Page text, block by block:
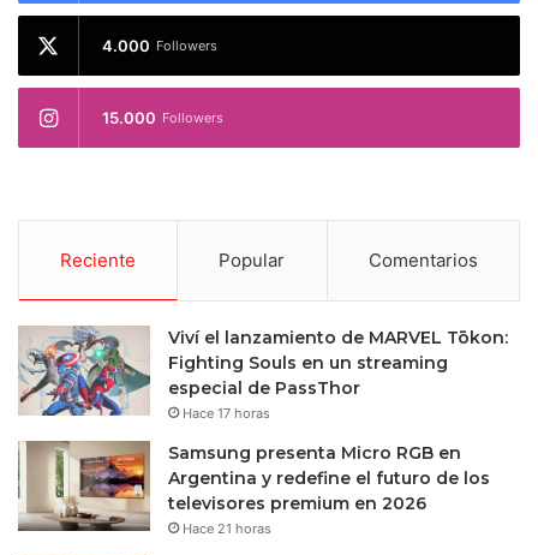
4.000 Followers
15.000 Followers
Reciente Popular Comentarios
Viví el lanzamiento de MARVEL Tōkon:
Fighting Souls en un streaming
especial de PassThor
Hace 17 horas
Samsung presenta Micro RGB en
Argentina y redefine el futuro de los
televisores premium en 2026
Hace 21 horas